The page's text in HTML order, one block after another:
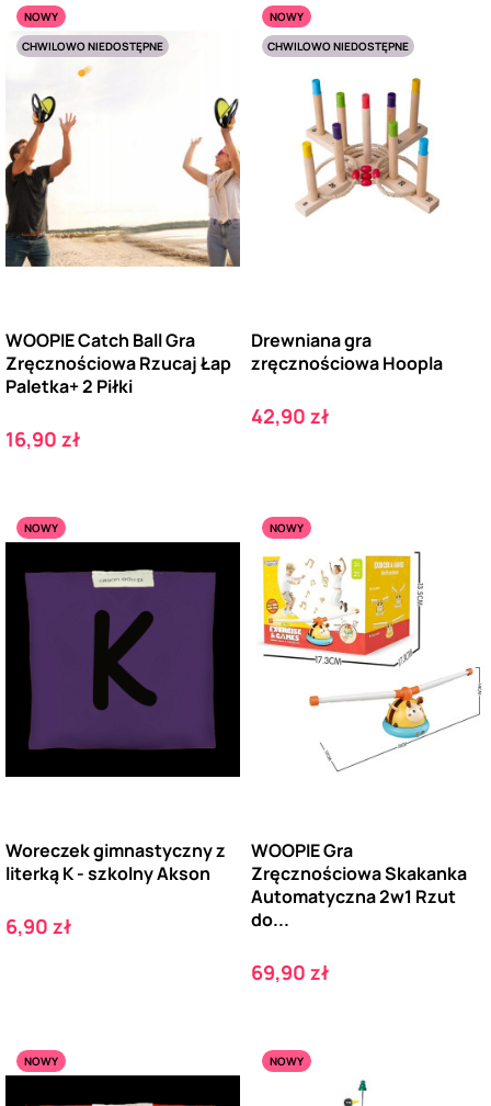
NOWY
CHWILOWO NIEDOSTĘPNE
WOOPIE Catch Ball Gra
Zręcznościowa Rzucaj Łap
Paletka+ 2 Piłki
Cena
16,90 zł
NOWY
CHWILOWO NIEDOSTĘPNE
Drewniana gra
zręcznościowa Hoopla
Cena
42,90 zł
NOWY
Woreczek gimnastyczny z
literką K - szkolny Akson
Cena
6,90 zł
NOWY
WOOPIE Gra
Zręcznościowa Skakanka
Automatyczna 2w1 Rzut
do...
Cena
69,90 zł
NOWY NOWY